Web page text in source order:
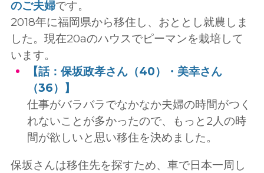
のご夫婦です。
2018年に福岡県から移住し、おととし就農しま
した。現在20aのハウスでピーマンを栽培して
います。
【話：保坂政孝さん（40）・美幸さん
（36）】
仕事がバラバラでなかなか夫婦の時間がつく
れないことが多かったので、もっと2人の時
間が欲しいと思い移住を決めました。
保坂さんは移住先を探すため、車で日本一周し